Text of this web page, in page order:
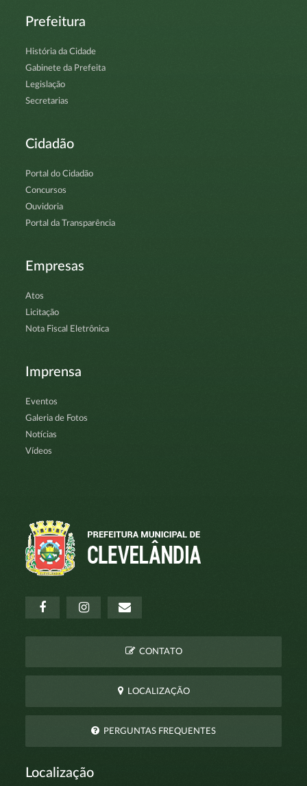
Prefeitura
História da Cidade
Gabinete da Prefeita
Legislação
Secretarias
Cidadão
Portal do Cidadão
Concursos
Ouvidoria
Portal da Transparência
Empresas
Atos
Licitação
Nota Fiscal Eletrônica
Imprensa
Eventos
Galeria de Fotos
Notícias
Vídeos
CONTATO
LOCALIZAÇÃO
PERGUNTAS FREQUENTES
Localização